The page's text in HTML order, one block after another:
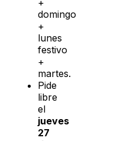
domingo
+
lunes
festivo
+
martes.
Pide
libre
el
jueves
27